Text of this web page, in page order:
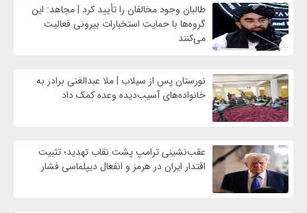
طالبان وجود مخالفان را تأیید کرد | مجاهد: این
گروه‌ها با حمایت استخبارات بیرونی فعالیت
می‌کنند
نورستان پس از سیلاب | ملا عبدالغنی برادر به
خانواده‌های آسیب‌دیده وعده کمک داد
عقب‌نشینی ترامپ پشت نقاب تهدید؛ تثبیت
اقتدار ایران در هرمز و انفعال دیپلماسی فشار